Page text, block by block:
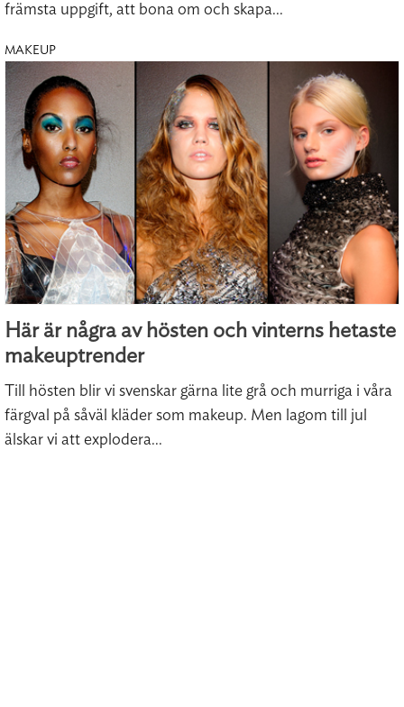
främsta uppgift, att bona om och skapa...
MAKEUP
Här är några av hösten och vinterns hetaste
makeuptrender
Till hösten blir vi svenskar gärna lite grå och murriga i våra
färgval på såväl kläder som makeup. Men lagom till jul
älskar vi att explodera...